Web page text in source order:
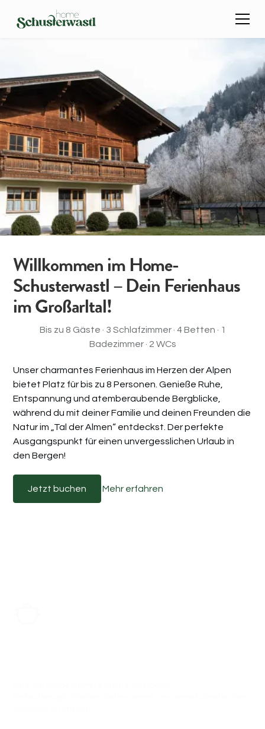
Willkommen im Home-
Schusterwastl – Dein Ferienhaus
im Großarltal!
Bis zu 8 Gäste · 3 Schlafzimmer · 4 Betten · 1
Badezimmer · 2 WCs
Unser charmantes Ferienhaus im Herzen der Alpen
bietet Platz für bis zu 8 Personen. Genieße Ruhe,
Entspannung und atemberaubende Bergblicke,
während du mit deiner Familie und deinen Freunden die
Natur im „Tal der Almen“ entdeckst. Der perfekte
Ausgangspunkt für einen unvergesslichen Urlaub in
den Bergen!
Jetzt buchen Mehr erfahren